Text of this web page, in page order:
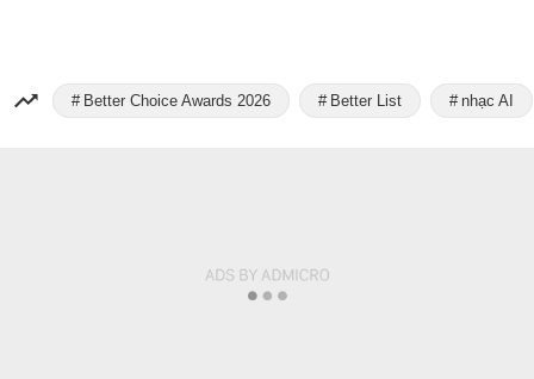
Better Choice Awards 2026 Better List nhạc AI